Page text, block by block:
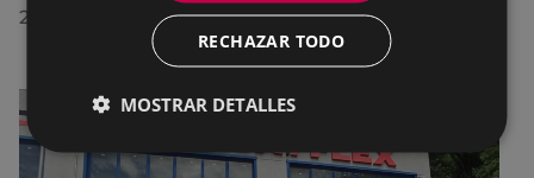
29/07/2026
RECHAZAR TODO
MOSTRAR DETALLES